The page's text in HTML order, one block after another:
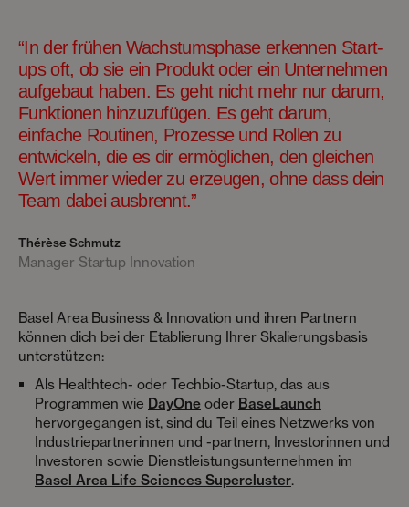
“In der frühen Wachstumsphase erkennen Start-
ups oft, ob sie ein Produkt oder ein Unternehmen
aufgebaut haben. Es geht nicht mehr nur darum,
Funktionen hinzuzufügen. Es geht darum,
einfache Routinen, Prozesse und Rollen zu
entwickeln, die es dir ermöglichen, den gleichen
Wert immer wieder zu erzeugen, ohne dass dein
Team dabei ausbrennt.”
Thérèse Schmutz
Manager Startup Innovation
Basel Area Business & Innovation und ihren Partnern
können dich bei der Etablierung Ihrer Skalierungsbasis
unterstützen:
Als Healthtech- oder Techbio-Startup, das aus
Programmen wie DayOne oder BaseLaunch
hervorgegangen ist, sind du Teil eines Netzwerks von
Industriepartnerinnen und -partnern, Investorinnen und
Investoren sowie Dienstleistungsunternehmen im
Basel Area Life Sciences Supercluster.